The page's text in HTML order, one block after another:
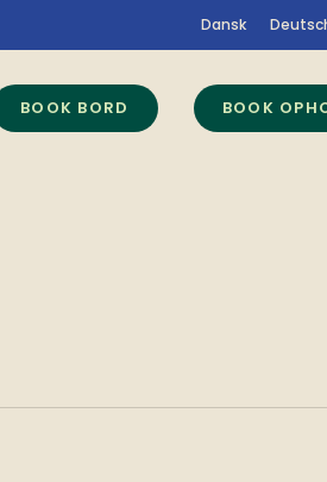
Dansk
BOOK BORD BOOK